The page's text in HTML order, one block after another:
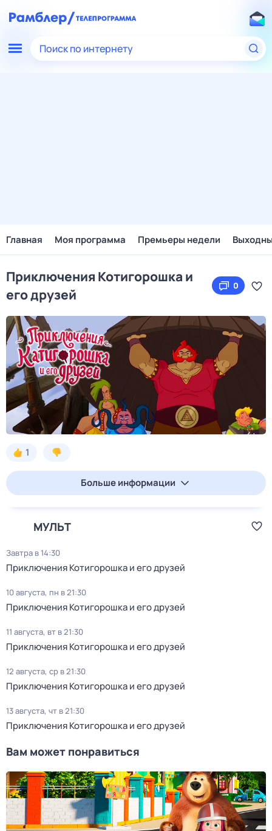
Поиск по интернету
Главная Моя программа Премьеры недели
Приключения Котигорошка и
его друзей
0
1
Больше информации
МУЛЬТ
Завтра в 14:30
Приключения Котигорошка и его друзей
10 августа, пн в 21:30
Приключения Котигорошка и его друзей
11 августа, вт в 21:30
Приключения Котигорошка и его друзей
12 августа, ср в 21:30
Приключения Котигорошка и его друзей
13 августа, чт в 21:30
Приключения Котигорошка и его друзей
Вам может понравиться